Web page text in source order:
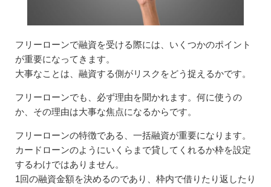
フリーローンで融資を受ける際には、いくつかのポイント
が重要になってきます。
大事なことは、融資する側がリスクをどう捉えるかです。
フリーローンでも、必ず理由を聞かれます。何に使うの
か、その理由は大事な焦点になるからです。
フリーローンの特徴である、一括融資が重要になります。
カードローンのようにいくらまで貸してくれるか枠を設定
するわけではありません。
1回の融資金額を決めるのであり、枠内で借りたり返したり